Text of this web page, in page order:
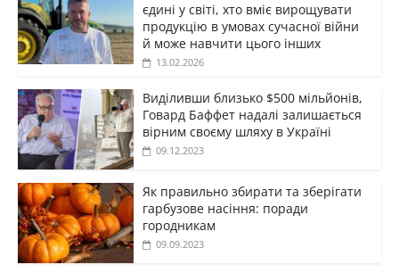
єдині у світі, хто вміє вирощувати
продукцію в умовах сучасної війни
й може навчити цього інших
13.02.2026
Виділивши близько $500 мільйонів,
Говард Баффет надалі залишається
вірним своєму шляху в Україні
09.12.2023
Як правильно збирати та зберігати
гарбузове насіння: поради
городникам
09.09.2023